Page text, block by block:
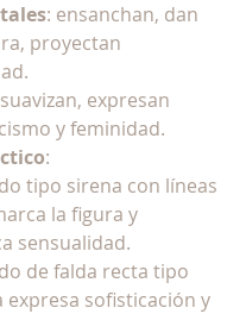
: ensanchan, dan
proyectan
expresan
y feminidad.
:
tipo sirena con líneas
la figura y
sensualidad.
de falda recta tipo
expresa sofisticación y